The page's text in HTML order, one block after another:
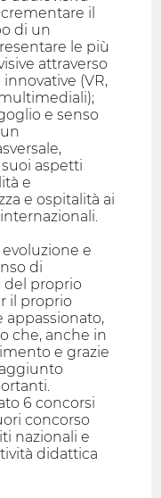
il
di un
le più
attraverso
(VR,
e senso
aspetti
e
e ospitalità ai
e
di
del proprio
il proprio
appassionato,
che, anche in
e grazie
6 concorsi
concorso
nazionali e
didattica